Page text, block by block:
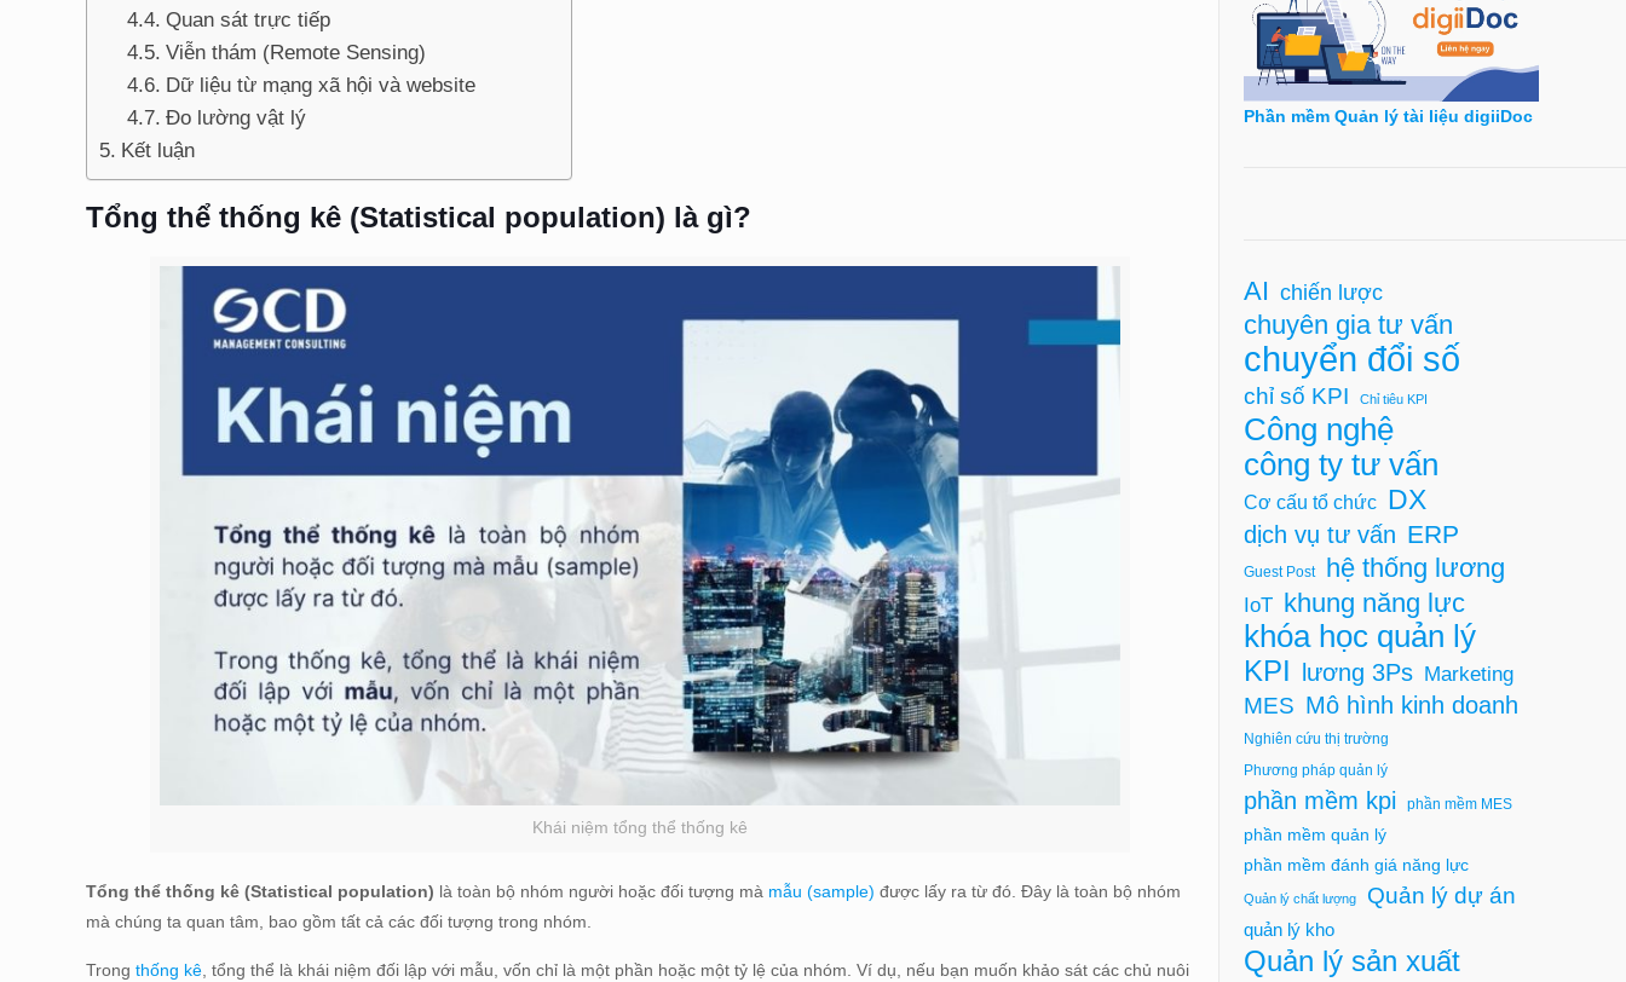
Quan sát trực tiếp
Viễn thám (Remote Sensing)
Dữ liệu từ mạng xã hội và website
Đo lường vật lý
Kết luận
Tổng thể thống kê (Statistical population) là gì?
Khái niệm tổng thể thống kê
Tổng thể thống kê (Statistical population) là toàn bộ nhóm người hoặc đối tượng mà mẫu (sample) được lấy ra từ đó. Đây là toàn bộ nhóm
mà chúng ta quan tâm, bao gồm tất cả các đối tượng trong nhóm.
Trongthống kê, tổng thể là khái niệm đối lập với mẫu, vốn chỉ là một phần hoặc một tỷ lệ của nhóm. Ví dụ, nếu bạn muốn khảo sát các chủ nuôi
Phần mềm Quản lý tài liệu digiiDoc
AI chiến lược
chuyên gia tư vấn
chuyển đổi số
chỉ số KPI Chỉ tiêu KPI
Công nghệ
công ty tư vấn
Cơ cấu tổ chức DX
dịch vụ tư vấn ERP
Guest Post hệ thống lương
IoT khung năng lực
khóa học quản lý
KPI lương 3Ps Marketing
MES Mô hình kinh doanh
Nghiên cứu thị trường
Phương pháp quản lý
phần mềm kpi phần mềm MES
phần mềm quản lý
phần mềm đánh giá năng lực
Quản lý chất lượng Quản lý dự án
quản lý kho
Quản lý sản xuất